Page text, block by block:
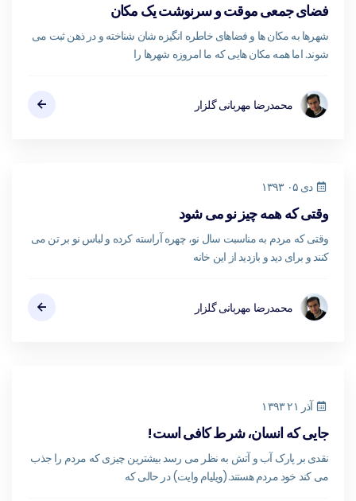
فضای جمعی موقت و سرنوشت یک مکان
شهرها به مکان ها و فضاهای خاطره انگیزه شان شناخته و در ذهن ثبت می
شوند. اما همه مکان هایی که ما امروزه شهرها را
محمدرضا مهربانی گلزار
دی ۰۵ ۱۳۹۳
وقتی که همه چیز نو می شود
وقتی که مردم به مناسبت سال نو، چهره آراسته کرده و لباس نو بر تن می
کنند و برای دید و بازدید از این خانه
محمدرضا مهربانی گلزار
آذر ۲۱ ۱۳۹۳
جایی که انسان، شرط کافی است!
نقدی بر پارک آب و آتش به نظر می رسد بیشترین چیزی که مردم را جذب
می کند خود مردم هستند.(ویلیام وایت) در حالی که